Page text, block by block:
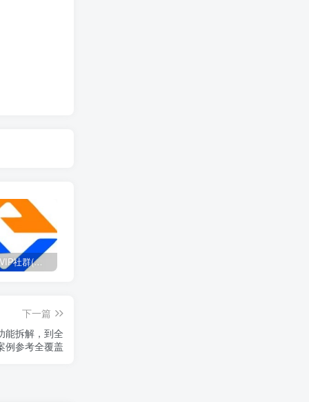
打造高端 VIP社群(社群仅对网站用户开放)
下一篇
能拆解，到全
例参考全覆盖